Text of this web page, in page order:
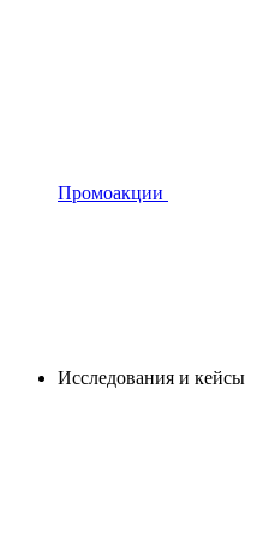
Промоакции
Исследования и кейсы